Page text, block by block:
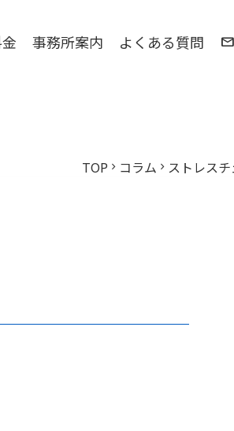
事務所案内 よくある質問 mail
TOP chevron_right コラム chevron_right ストレス